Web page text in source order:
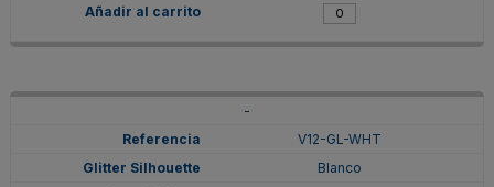
-
V12-GL-WHT
Blanco